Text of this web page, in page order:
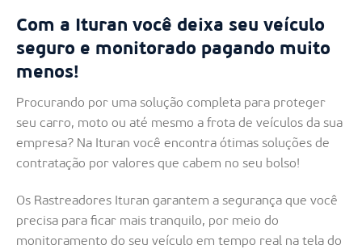
Com a Ituran você deixa seu veículo
seguro e monitorado pagando muito
menos!
Procurando por uma solução completa para proteger
seu carro, moto ou até mesmo a frota de veículos da sua
empresa? Na Ituran você encontra ótimas soluções de
contratação por valores que cabem no seu bolso!
Os Rastreadores Ituran garantem a segurança que você
precisa para ficar mais tranquilo, por meio do
monitoramento do seu veículo em tempo real na tela do